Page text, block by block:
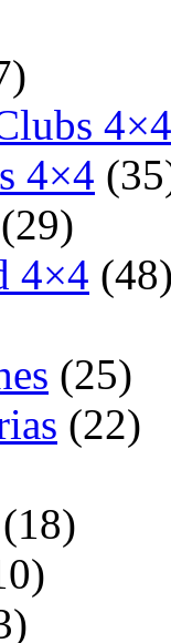
4×4
4×4
(29)
4×4
(25)
(22)
(18)